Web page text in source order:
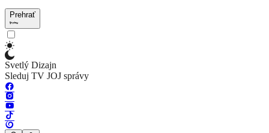
Prehrať
Svetlý Dizajn
Sleduj TV JOJ správy